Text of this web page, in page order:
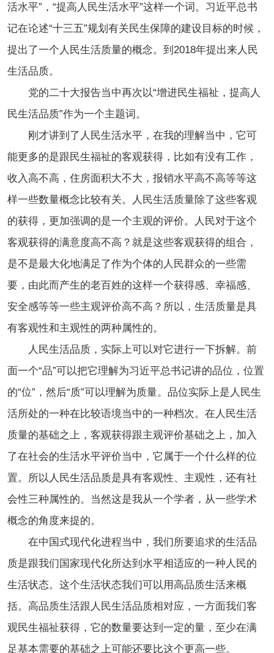
活水平”，“提高人民生活水平”这样一个词。习近平总书
记在论述“十三五”规划有关民生保障的建设目标的时候，
提出了一个人民生活质量的概念。到2018年提出来人民
生活品质。
党的二十大报告当中再次以“增进民生福祉，提高人
民生活品质”作为一个主题词。
刚才讲到了人民生活水平，在我的理解当中，它可
能更多的是跟民生福祉的客观获得，比如有没有工作，
收入高不高，住房面积大不大，报销水平高不高等等这
样一些数量概念比较有关。人民生活质量除了这些客观
的获得，更加强调的是一个主观的评价。人民对于这个
客观获得的满意度高不高？就是这些客观获得的组合，
是不是最大化地满足了作为个体的人民群众的一些需
要，由此而产生的老百姓的这样一个获得感、幸福感、
安全感等等一些主观评价高不高？所以，生活质量是具
有客观性和主观性的两种属性的。
人民生活品质，实际上可以对它进行一下拆解。前
面一个“品”可以把它理解为习近平总书记讲的品位，位置
的“位”，然后“质”可以理解为质量。品位实际上是人民生
活所处的一种在比较语境当中的一种档次。在人民生活
质量的基础之上，客观获得跟主观评价基础之上，加入
了在社会的生活水平评价当中，它属于一个什么样的位
置。所以人民生活品质是具有客观性、主观性，还有社
会性三种属性的。当然这是我从一个学者，从一些学术
概念的角度来提的。
在中国式现代化进程当中，我们所要追求的生活品
质是跟我们国家现代化所达到水平相适应的一种人民的
生活状态。这个生活状态我们可以用高品质生活来概
括。高品质生活跟人民生活品质相对应，一方面我们客
观民生福祉获得，它的数量要达到一定的量，至少在满
足基本需要的基础之上可能还要比这个更高一些。